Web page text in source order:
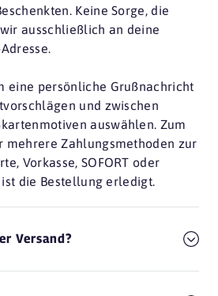
Keine Sorge, die
ausschließlich an deine
eine persönliche Grußnachricht
und zwischen
auswählen. Zum
mehrere Zahlungsmethoden zur
Vorkasse, SOFORT oder
ist die Bestellung erledigt.
Versand?